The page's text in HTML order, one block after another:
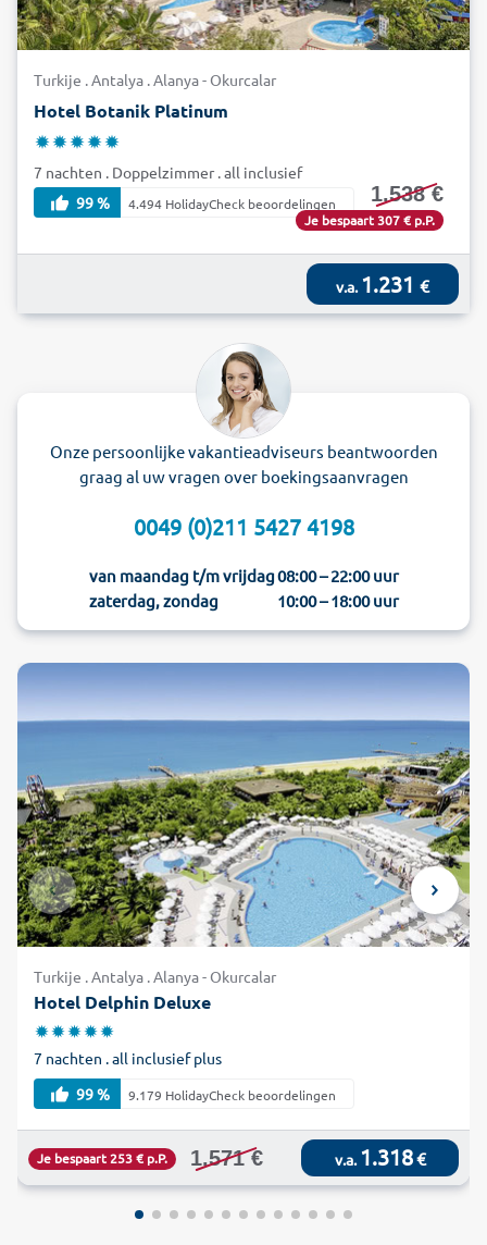
Turkije . Antalya . Alanya - Okurcalar
Hotel Botanik Platinum
7 nachten . Doppelzimmer . all inclusief
99 %
4.494 HolidayCheck beoordelingen 1.538 €
Je bespaart 307 € p.P.
v.a.1.231 €
Onze persoonlijke vakantieadviseurs beantwoorden
graag al uw vragen over boekingsaanvragen
0049 (0)211 5427 4198
van maandag t/m vrijdag08:00 – 22:00 uur
zaterdag, zondag
10:00 – 18:00 uur
Turkije . Antalya . Alanya - Okurcalar
Hotel Delphin Deluxe
7 nachten . all inclusief plus
99 %
9.179 HolidayCheck beoordelingen
1.571 €
Je bespaart 253 € p.P. v.a.1.318€